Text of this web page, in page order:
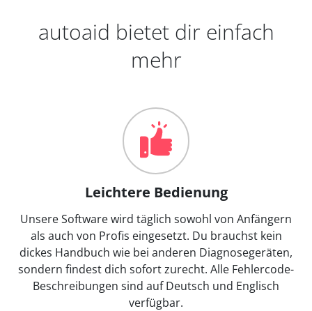
autoaid bietet dir einfach
mehr
Leichtere Bedienung
Unsere Software wird täglich sowohl von Anfängern
als auch von Profis eingesetzt. Du brauchst kein
dickes Handbuch wie bei anderen Diagnosegeräten,
sondern findest dich sofort zurecht. Alle Fehlercode-
Beschreibungen sind auf Deutsch und Englisch
verfügbar.